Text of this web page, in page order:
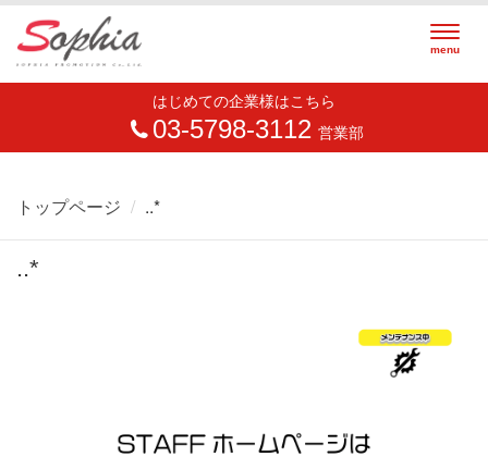
menu
はじめての企業様はこちら
03-5798-3112 営業部
トップページ ..*
..*